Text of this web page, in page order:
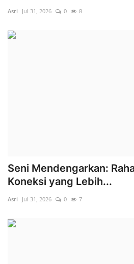
Asri Jul 31, 2026 0 8
Seni Mendengarkan:
Koneksi yang Lebih...
Asri Jul 31, 2026 0 7